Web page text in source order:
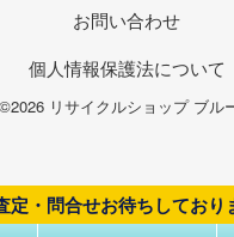
お問い合わせ
個人情報保護法について
©2026 リサイクルショップ ブル
定・問合せお待ちしており